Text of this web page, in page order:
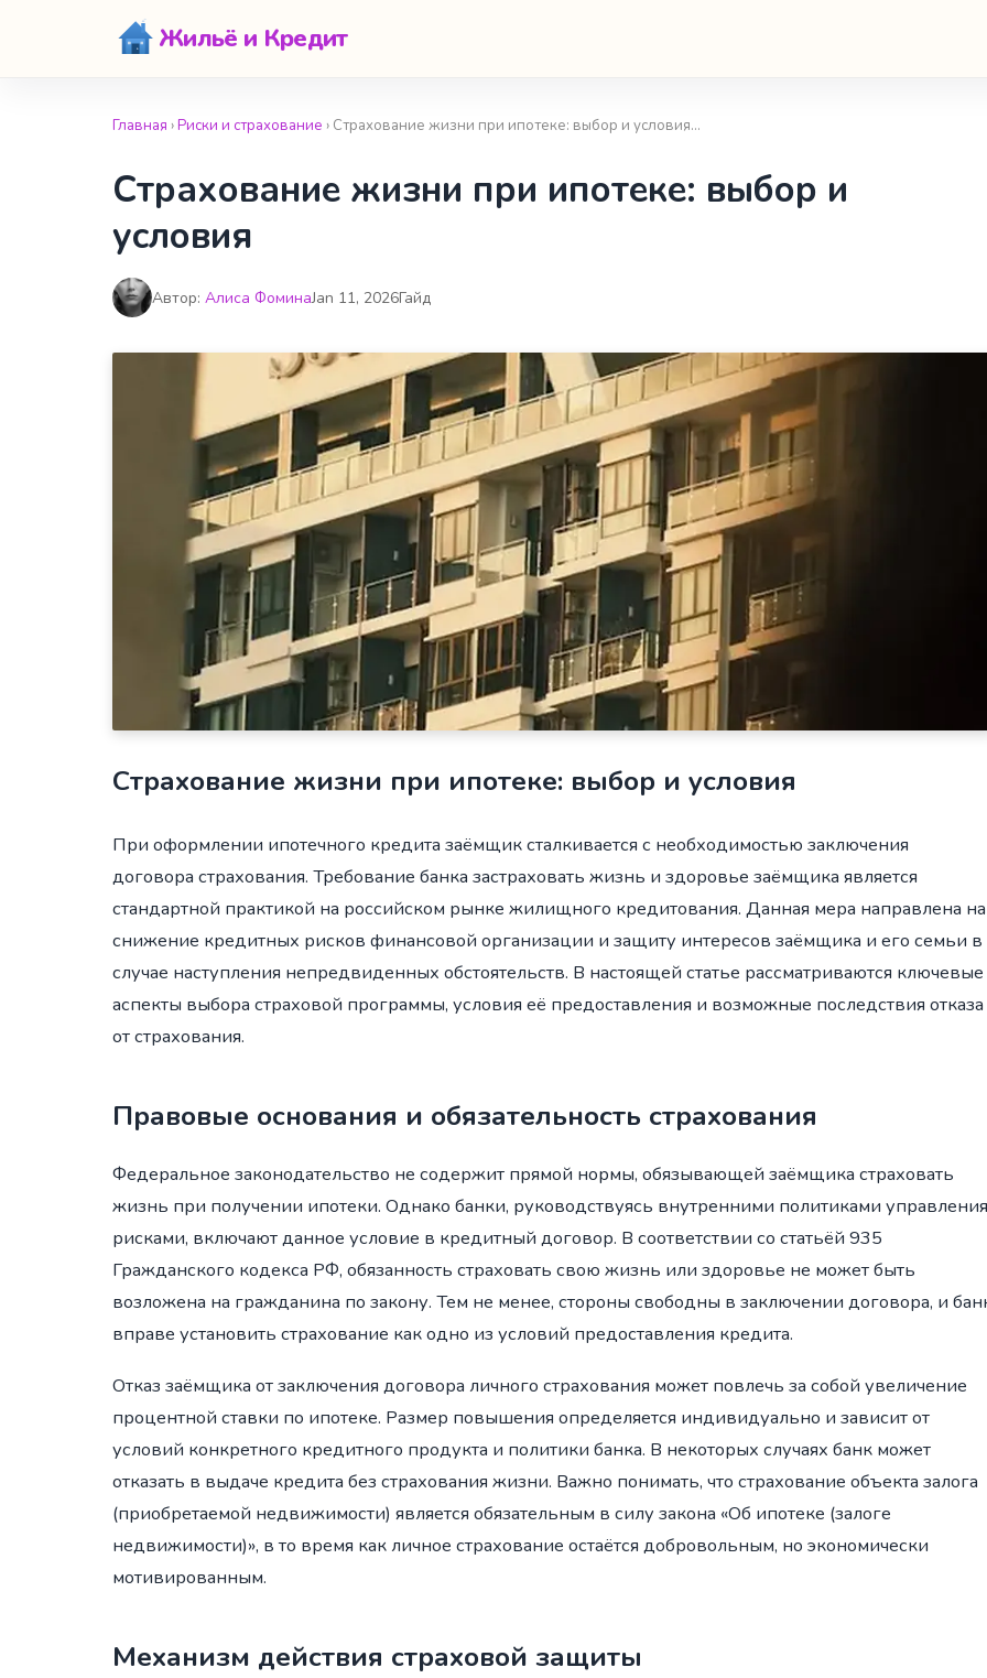
Жильё и Кредит
Главная ›Риски и страхование › Страхование жизни при ипотеке: выбор и условия…
Страхование жизни при ипотеке: выбор и
условия
Автор: Алиса ФоминаJan 11, 2026Гайд
Страхование жизни при ипотеке: выбор и условия
При оформлении ипотечного кредита заёмщик сталкивается с необходимостью заключения
договора страхования. Требование банка застраховать жизнь и здоровье заёмщика является
стандартной практикой на российском рынке жилищного кредитования. Данная мера направлена на
снижение кредитных рисков финансовой организации и защиту интересов заёмщика и его семьи в
случае наступления непредвиденных обстоятельств. В настоящей статье рассматриваются ключевые
аспекты выбора страховой программы, условия её предоставления и возможные последствия отказа
от страхования.
Правовые основания и обязательность страхования
Федеральное законодательство не содержит прямой нормы, обязывающей заёмщика страховать
жизнь при получении ипотеки. Однако банки, руководствуясь внутренними политиками управления
рисками, включают данное условие в кредитный договор. В соответствии со статьёй 935
Гражданского кодекса РФ, обязанность страховать свою жизнь или здоровье не может быть
возложена на гражданина по закону. Тем не менее, стороны свободны в заключении договора, и
вправе установить страхование как одно из условий предоставления кредита.
Отказ заёмщика от заключения договора личного страхования может повлечь за собой увеличение
процентной ставки по ипотеке. Размер повышения определяется индивидуально и зависит от
условий конкретного кредитного продукта и политики банка. В некоторых случаях банк может
отказать в выдаче кредита без страхования жизни. Важно понимать, что страхование объекта залога
(приобретаемой недвижимости) является обязательным в силу закона «Об ипотеке (залоге
недвижимости)», в то время как личное страхование остаётся добровольным, но экономически
мотивированным.
Механизм действия страховой защиты